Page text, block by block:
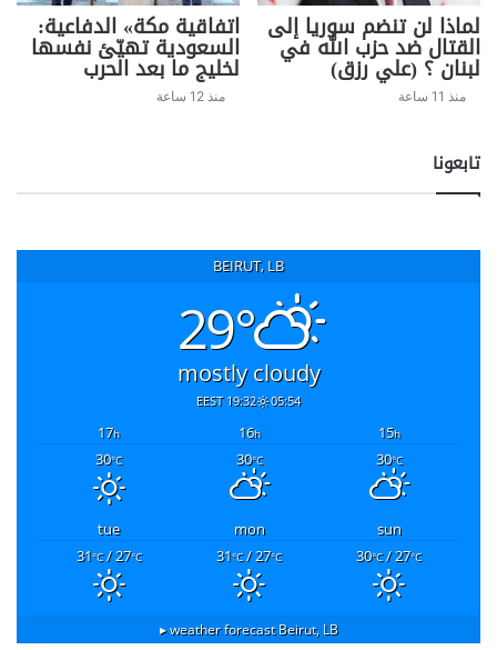
لماذا لن تنضم سوريا إلى
القتال ضد حزب الله في
لبنان ؟ (علي رزق)
منذ 11 ساعة
اتفاقية مكة» الدفاعية:
السعودية تهيّئ نفسها
لخليج ما بعد الحرب
منذ 12 ساعة
تابعونا
BEIRUT, LB
29°
mostly cloudy
05:54
19:32 EEST
15h
16h
17h
30°C
30°C
30°C
sun
mon
tue
30°C/ 27°C
31°C/ 27°C
31°C/ 27°C
Beirut, LB
weather forecast ▸